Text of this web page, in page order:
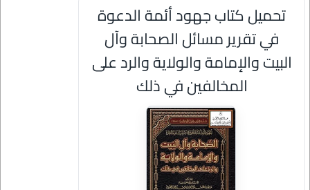
تحميل كتاب جهود أئمة الدعوة
في تقرير مسائل الصحابة وآل
البيت والإمامة والولاية والرد على
المخالفين في ذلك